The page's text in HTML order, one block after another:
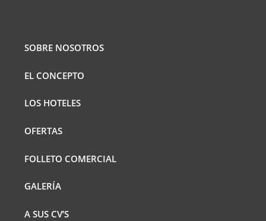
SOBRE NOSOTROS
EL CONCEPTO
LOS HOTELES
OFERTAS
FOLLETO COMERCIAL
GALERÍA
A SUS CV’S